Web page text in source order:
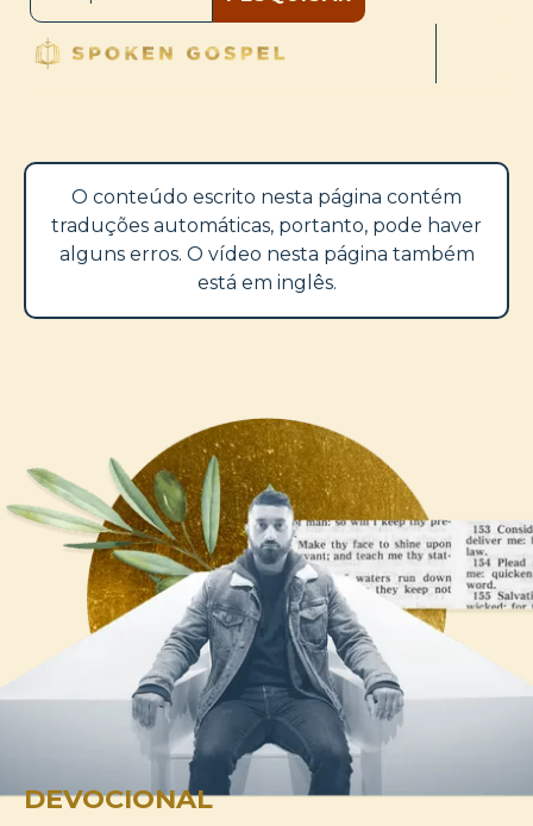
O conteúdo escrito nesta página contém
traduções automáticas, portanto, pode haver
alguns erros. O vídeo nesta página também
está em inglês.
DEVOCIONAL